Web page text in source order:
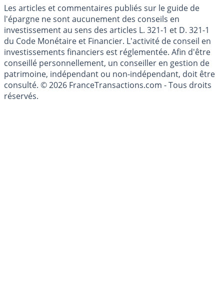
Cookies
Les articles et commentaires publiés sur le guide de
l'épargne ne sont aucunement des conseils en
investissement au sens des articles L. 321-1 et D. 321-1
du Code Monétaire et Financier. L'activité de conseil en
investissements financiers est réglementée. Afin d'être
conseillé personnellement, un conseiller en gestion de
patrimoine, indépendant ou non-indépendant, doit être